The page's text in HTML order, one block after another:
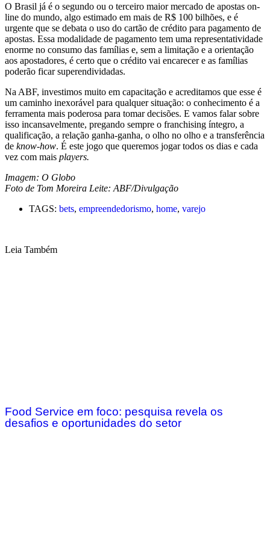
O Brasil já é o segundo ou o terceiro maior mercado de apostas on-
line do mundo, algo estimado em mais de R$ 100 bilhões, e é
urgente que se debata o uso do cartão de crédito para pagamento de
apostas. Essa modalidade de pagamento tem uma representatividade
enorme no consumo das famílias e, sem a limitação e a orientação
aos apostadores, é certo que o crédito vai encarecer e as famílias
poderão ficar superendividadas.
Na ABF, investimos muito em capacitação e acreditamos que esse é
um caminho inexorável para qualquer situação: o conhecimento é a
ferramenta mais poderosa para tomar decisões. E vamos falar sobre
isso incansavelmente, pregando sempre o franchising íntegro, a
qualificação, a relação ganha-ganha, o olho no olho e a transferência
de know-how. É este jogo que queremos jogar todos os dias e cada
vez com mais players.
Imagem: O Globo
Foto de Tom Moreira Leite: ABF/Divulgação
TAGS: bets, empreendedorismo, home, varejo
Leia Também
Food Service em foco: pesquisa revela os
desafios e oportunidades do setor